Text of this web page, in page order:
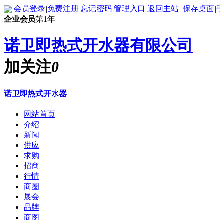
会员登录|免费注册|忘记密码|管理入口 返回主站||保存桌面|
企业会员第1年
诺卫即热式开水器有限公司
加关注0
诺卫即热式开水器
网站首页
介绍
新闻
供应
求购
招商
行情
商圈
展会
品牌
商图